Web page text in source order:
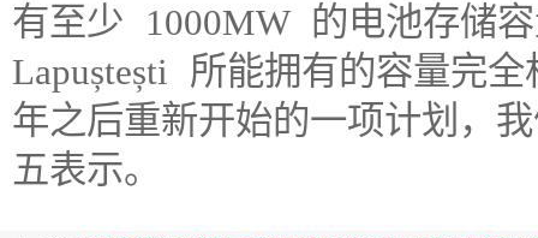
有至少 1000MW 的电池存储
Lapuștești 所能拥有的容量完
年之后重新开始的一项计划，
五表示。